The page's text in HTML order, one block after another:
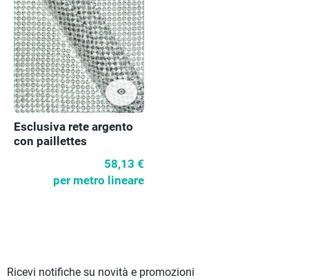
visibility
Esclusiva rete argento
con paillettes
58,13 €
per metro lineare
Ricevi notifiche su novità e promozioni